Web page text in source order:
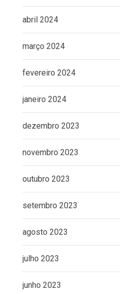
abril 2024
março 2024
fevereiro 2024
janeiro 2024
dezembro 2023
novembro 2023
outubro 2023
setembro 2023
agosto 2023
julho 2023
junho 2023